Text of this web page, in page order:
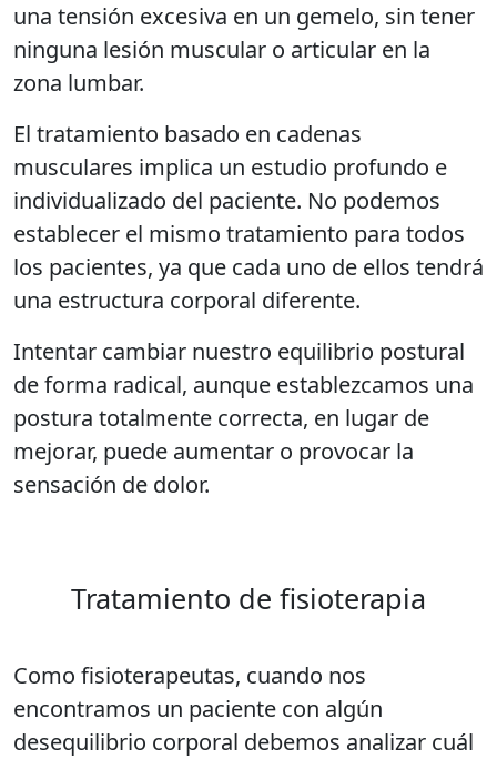
una tensión excesiva en un gemelo, sin tener
ninguna lesión muscular o articular en la
zona lumbar.
El tratamiento basado en cadenas
musculares implica un estudio profundo e
individualizado del paciente. No podemos
establecer el mismo tratamiento para todos
los pacientes, ya que cada uno de ellos tendrá
una estructura corporal diferente.
Intentar cambiar nuestro equilibrio postural
de forma radical, aunque establezcamos una
postura totalmente correcta, en lugar de
mejorar, puede aumentar o provocar la
sensación de dolor.
Tratamiento de fisioterapia
Como fisioterapeutas, cuando nos
encontramos un paciente con algún
desequilibrio corporal debemos analizar cuál